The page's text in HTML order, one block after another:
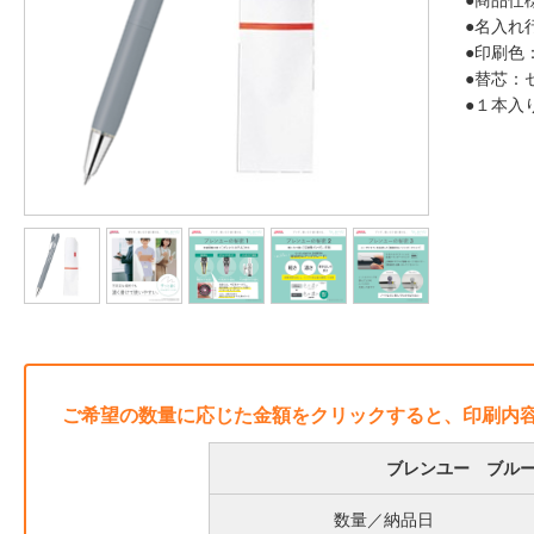
●名入れ
●印刷色
●替芯：
●１本入
ご希望の数量に応じた金額をクリックすると、印刷内
ブレンユー ブル
数量／納品日